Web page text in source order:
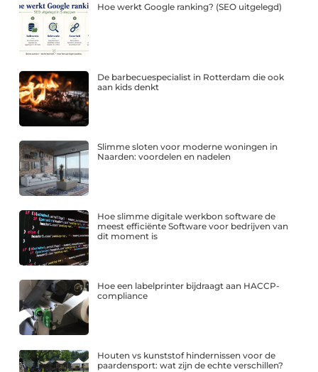
Hoe werkt Google ranking? (SEO uitgelegd)
De barbecuespecialist in Rotterdam die ook
aan kids denkt
Slimme sloten voor moderne woningen in
Naarden: voordelen en nadelen
Hoe slimme digitale werkbon software de
meest efficiënte Software voor bedrijven van
dit moment is
Hoe een labelprinter bijdraagt aan HACCP-
compliance
Houten vs kunststof hindernissen voor de
paardensport: wat zijn de echte verschillen?